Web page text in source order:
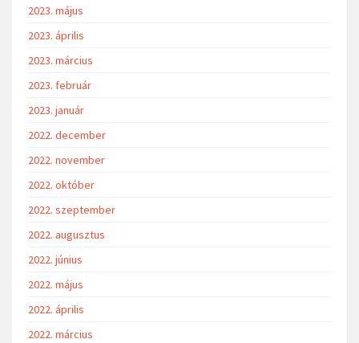
2023. május
2023. április
2023. március
2023. február
2023. január
2022. december
2022. november
2022. október
2022. szeptember
2022. augusztus
2022. június
2022. május
2022. április
2022. március